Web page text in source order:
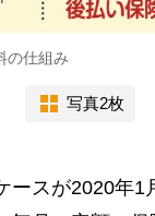
の仕組み
写真2枚
スが2020年1